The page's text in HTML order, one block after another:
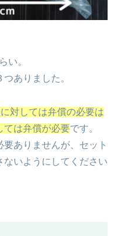
い。
ありました。
対しては弁償の必要は
ては弁償が必要です。
ありませんが、セット
ないようにしてください